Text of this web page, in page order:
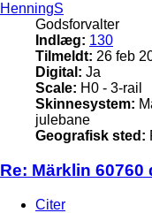
HenningS
Godsforvalter
Indlæg: 130
Tilmeldt: 26 feb
Digital: Ja
Scale: H0 - 3-rail
Skinnesystem:
julebane
Geografisk sted:
Re: Märklin
Citer